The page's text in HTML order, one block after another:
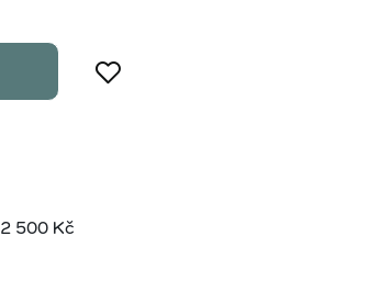
2 500 Kč